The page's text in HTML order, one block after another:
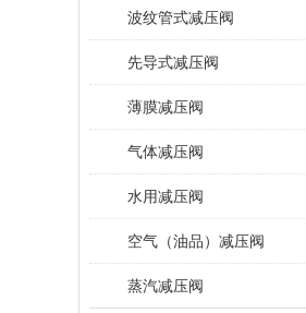
波纹管式减压阀
先导式减压阀
薄膜减压阀
气体减压阀
水用减压阀
空气（油品）减压阀
蒸汽减压阀